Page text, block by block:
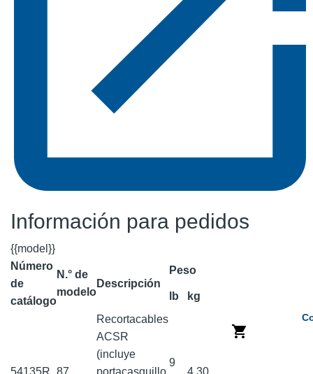
Información para pedidos
{{model}}
Número
de
catálogo
N.° de
modelo
Descripción
Peso
lb kg
54135R 87
Recortacables
ACSR
(incluye
portacasquillo,
9
4.30